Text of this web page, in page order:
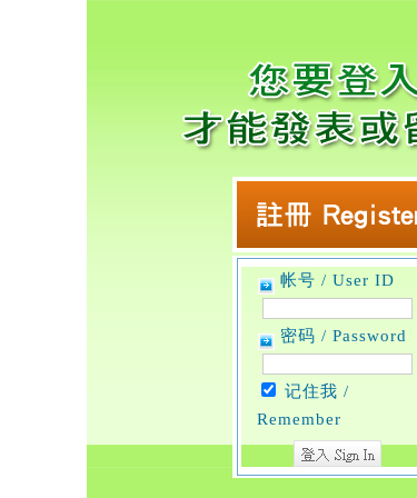
帐号 / User ID
密码 / Password
记住我 /
Remember